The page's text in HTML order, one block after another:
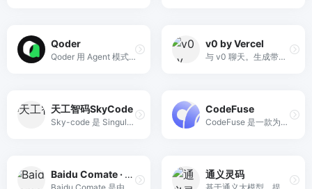
Qoder
Qoder 用 Agent 模式理解整个仓库，自然语言一键发起 Quest 即可自动完成依赖升级、重构、文档生成并提交 PR，预览期完全免费。
v0 by Vercel
与 v0 聊天。生成带有简单文本提示的 UI。复制、粘贴、发送。
天工智码SkyCode
Sky-code 是 SingularityAI 研发的一款AI代码生成工具，支持各种主流编程语言，助力开发人员更快更好的编码。
CodeFuse
CodeFuse 是一款为国内开发者提供智能研发服务的产品，该产品是基于蚂蚁集团自研的基础大模型进行微调的代码大模型。CodeFuse 具备代码补全、添加注释、解释代码、生成单测，以及代码优化功能，以帮助开发者更快、更轻松地编写代码。
Baidu Comate · Coding mate
Baidu Comate 是由百度研发的智能编码助手。基于文心大模型，结合百度积累多年的编程现场大数据和外部优秀开源数据，为你生成更符合实际研发场景的优质代码。提升你的编码效率，释放“十倍”软件生产力。
通义灵码
基于通义大模型，提供代码智能生成、研发智能问答能力